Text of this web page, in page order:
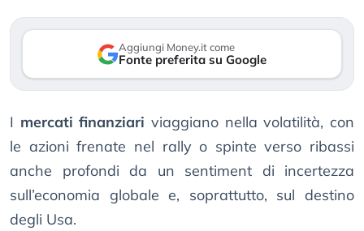
Aggiungi Money.it come
Fonte preferita su Google
I mercati finanziari viaggiano nella volatilità, con
le azioni frenate nel rally o spinte verso ribassi
anche profondi da un sentiment di incertezza
sull’economia globale e, soprattutto, sul destino
degli Usa.